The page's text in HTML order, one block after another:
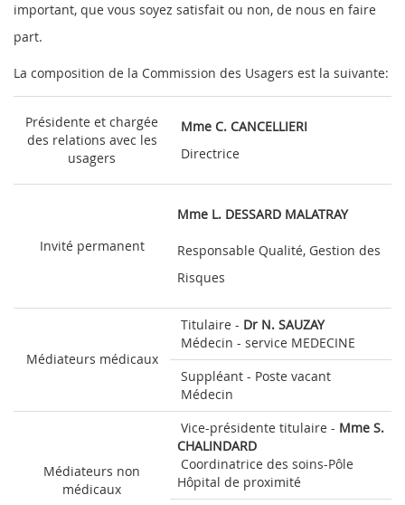
important, que vous soyez satisfait ou non, de nous en faire
part.
La composition de la Commission des Usagers est la suivante:
Présidente et chargée
des relations avec les
usagers
Mme C. CANCELLIERI
Directrice
Invité permanent
Mme L. DESSARD MALATRAY
Responsable Qualité, Gestion des
Risques
Médiateurs médicaux
Titulaire - Dr N. SAUZAY
Médecin - service MEDECINE
Suppléant - Poste vacant
Médecin
Médiateurs non
médicaux
Vice-présidente titulaire - Mme S.
CHALINDARD
Coordinatrice des soins-Pôle
Hôpital de proximité